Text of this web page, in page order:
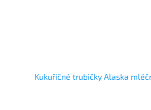
Kukuřičné trubičky Alaska